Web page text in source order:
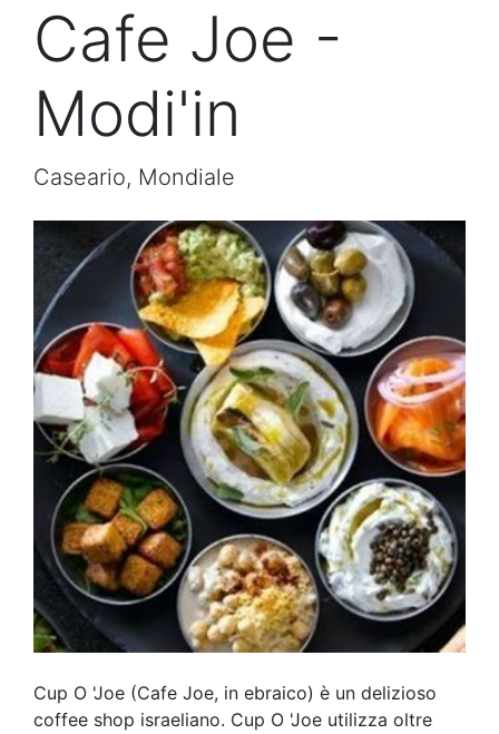
Cafe Joe -
Modi'in
Caseario, Mondiale
Cup O 'Joe (Cafe Joe, in ebraico) è un delizioso
coffee shop israeliano. Cup O 'Joe utilizza oltre